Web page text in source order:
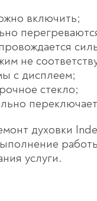
включить;
не
с дисплеем;
стекло;
духовки
услуги.